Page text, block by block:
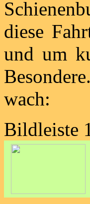
diese
und um
wach:
Bildleiste